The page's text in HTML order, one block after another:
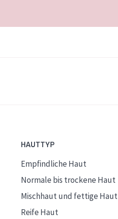
HAUTTYP
Empfindliche Haut
Normale bis trockene Haut
Mischhaut und fettige Haut
Reife Haut